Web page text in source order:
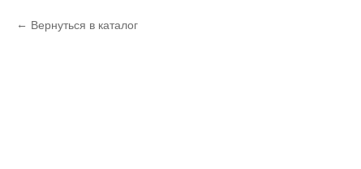
Вернуться в каталог